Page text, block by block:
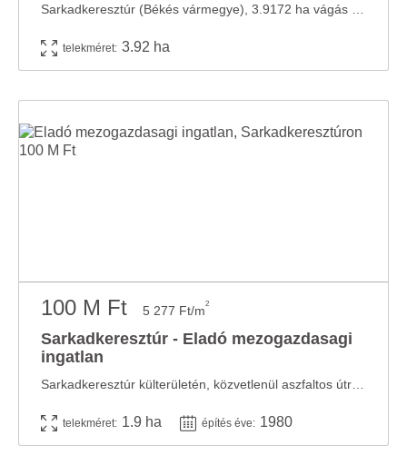
telekméret: 3.92 ha
100 M Ft 5 277 Ft/m2
Sarkadkeresztúr - Eladó mezogazdasagi
ingatlan
telekméret: 1.9 ha építés éve: 1980